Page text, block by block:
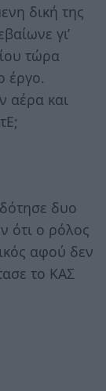
δική της
γι’
τώρα
έργο.
αέρα και
δυο
ότι ο ρόλος
αφού δεν
το ΚΑΣ